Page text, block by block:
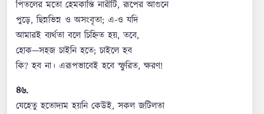
পিতলের মতো হেমকান্তি নারীটি, রূপের আগুনে
পুড়ে, ছিন্নভিন্ন ও অসংবৃতা; এ-ও যদি
আমারই ব্যর্থতা বলে চিহ্নিত হয়, তবে,
হোক—সহজ চাইনি হতে; চাইলে হব
কি? হব না। এরূপভাবেই হবে স্ফুরিত, ক্ষরণ!
৪৬.
যেহেতু হতোদ্যম হয়নি কেউই, সকল জটিলতা